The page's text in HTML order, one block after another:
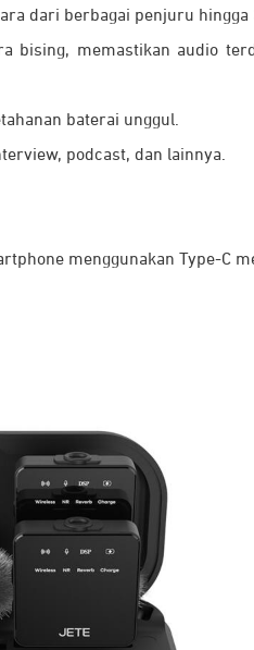
dari berbagai penjuru hingga
bising, memastikan audio
baterai unggul.
podcast, dan lainnya.
menggunakan Type-C